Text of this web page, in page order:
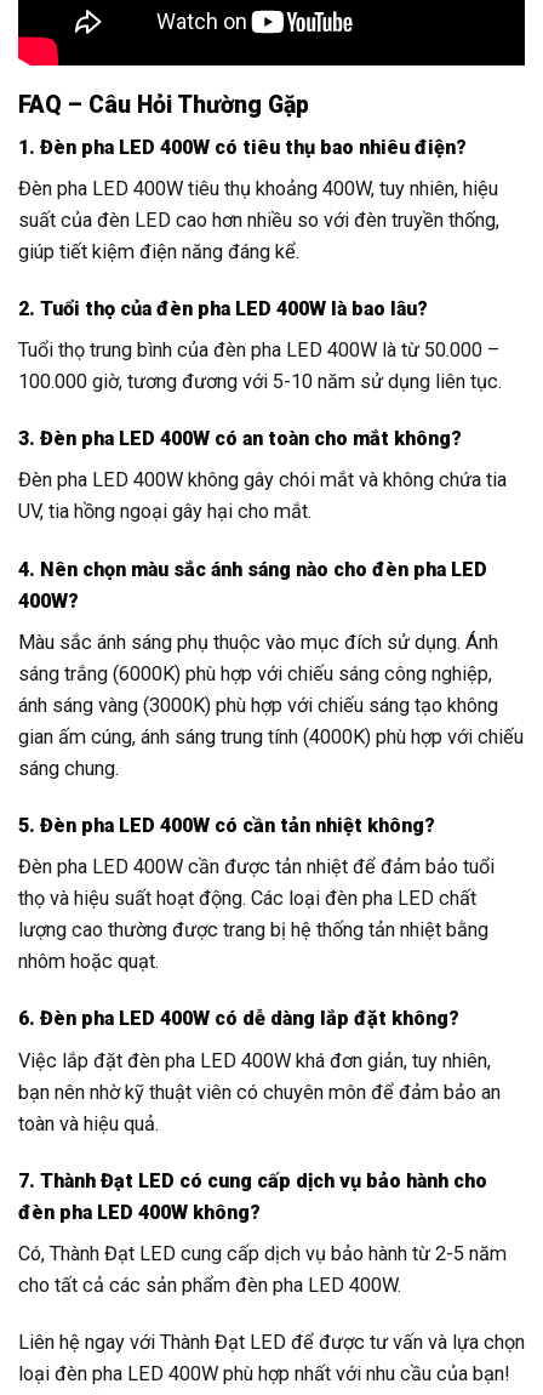
FAQ – Câu Hỏi Thường Gặp
1. Đèn pha LED 400W có tiêu thụ bao nhiêu điện?
Đèn pha LED 400W tiêu thụ khoảng 400W, tuy nhiên, hiệu
suất của đèn LED cao hơn nhiều so với đèn truyền thống,
giúp tiết kiệm điện năng đáng kể.
2. Tuổi thọ của đèn pha LED 400W là bao lâu?
Tuổi thọ trung bình của đèn pha LED 400W là từ 50.000 –
100.000 giờ, tương đương với 5-10 năm sử dụng liên tục.
3. Đèn pha LED 400W có an toàn cho mắt không?
Đèn pha LED 400W không gây chói mắt và không chứa tia
UV, tia hồng ngoại gây hại cho mắt.
4. Nên chọn màu sắc ánh sáng nào cho đèn pha LED
400W?
Màu sắc ánh sáng phụ thuộc vào mục đích sử dụng. Ánh
sáng trắng (6000K) phù hợp với chiếu sáng công nghiệp,
ánh sáng vàng (3000K) phù hợp với chiếu sáng tạo không
gian ấm cúng, ánh sáng trung tính (4000K) phù hợp với chiếu
sáng chung.
5. Đèn pha LED 400W có cần tản nhiệt không?
Đèn pha LED 400W cần được tản nhiệt để đảm bảo tuổi
thọ và hiệu suất hoạt động. Các loại đèn pha LED chất
lượng cao thường được trang bị hệ thống tản nhiệt bằng
nhôm hoặc quạt.
6. Đèn pha LED 400W có dễ dàng lắp đặt không?
Việc lắp đặt đèn pha LED 400W khá đơn giản, tuy nhiên,
bạn nên nhờ kỹ thuật viên có chuyên môn để đảm bảo an
toàn và hiệu quả.
7. Thành Đạt LED có cung cấp dịch vụ bảo hành cho
đèn pha LED 400W không?
Có, Thành Đạt LED cung cấp dịch vụ bảo hành từ 2-5 năm
cho tất cả các sản phẩm đèn pha LED 400W.
Liên hệ ngay với Thành Đạt LED để được tư vấn và lựa chọn
loại đèn pha LED 400W phù hợp nhất với nhu cầu của bạn!